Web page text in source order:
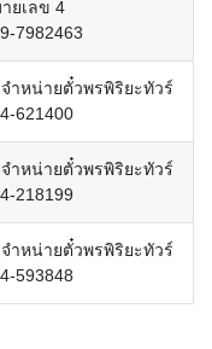
ยเลข 4
7982463
ำหน่ายตั๋วพรพิริยะทัวร์
621400
ำหน่ายตั๋วพรพิริยะทัวร์
218199
ำหน่ายตั๋วพรพิริยะทัวร์
593848